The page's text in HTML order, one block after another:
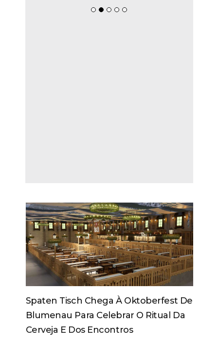
Spaten Tisch Chega À Oktoberfest De
Blumenau Para Celebrar O Ritual Da
Cerveja E Dos Encontros